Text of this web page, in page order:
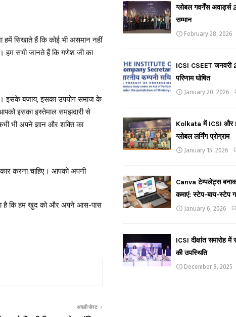
सिखाते हैं कि कोई भी असमान नहीं
हम सभी जानते हैं कि गणेश जी का
इसके बजाय, इसका उपयोग समाज के
इसका इस्तेमाल समझदारी से
भी अपने ज्ञान और शक्ति का
करना चाहिए। आपको अपनी
है कि हम खुद को और अपने आस-पास
अगली पोस्ट
ग्लोबल गवर्नेंस
सम्मान
February 28, 2026
ICSI CSEET जनवरी
परिणाम घोषित
January 20, 2026
Kolkata में ICSI और
ग्लोबल लर्निंग प्रोग्राम
January 15, 2026
Canva टेम्पलेट्स
कमाएं: स्टेप-बाय-स्टेप
January 6, 2026
ICSI दीक्षांत समारोह में
की उपस्थिति
December 8, 2025